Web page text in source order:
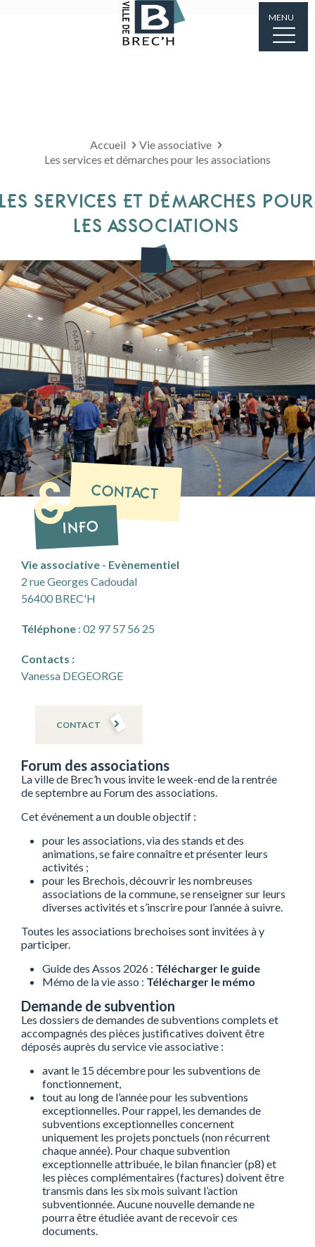
MENU
Accueil
Vie associative
Les services et démarches pour les associations
LES SERVICES ET DÉMARCHES POUR
LES ASSOCIATIONS
CONTACT
INFO
Vie associative - Evènementiel
2 rue Georges Cadoudal
56400 BREC'H
Téléphone : 02 97 57 56 25
Contacts :
Vanessa DEGEORGE
CONTACT
Forum des associations
La ville de Brec’h vous invite le week-end de la rentrée
de septembre au Forum des associations.
Cet événement a un double objectif :
pour les associations, via des stands et des
animations, se faire connaître et présenter leurs
activités ;
pour les Brechois, découvrir les nombreuses
associations de la commune, se renseigner sur leurs
diverses activités et s’inscrire pour l’année à suivre.
Toutes les associations brechoises sont invitées à y
participer.
Guide des Assos 2026 : Télécharger le guide
Mémo de la vie asso : Télécharger le mémo
Demande de subvention
Les dossiers de demandes de subventions complets et
accompagnés des pièces justificatives doivent être
déposés auprès du service vie associative :
avant le 15 décembre pour les subventions de
fonctionnement,
tout au long de l’année pour les subventions
exceptionnelles. Pour rappel, les demandes de
subventions exceptionnelles concernent
uniquement les projets ponctuels (non récurrent
chaque année). Pour chaque subvention
exceptionnelle attribuée, le bilan financier (p8) et
les pièces complémentaires (factures) doivent être
transmis dans les six mois suivant l’action
subventionnée. Aucune nouvelle demande ne
pourra être étudiée avant de recevoir ces
documents.